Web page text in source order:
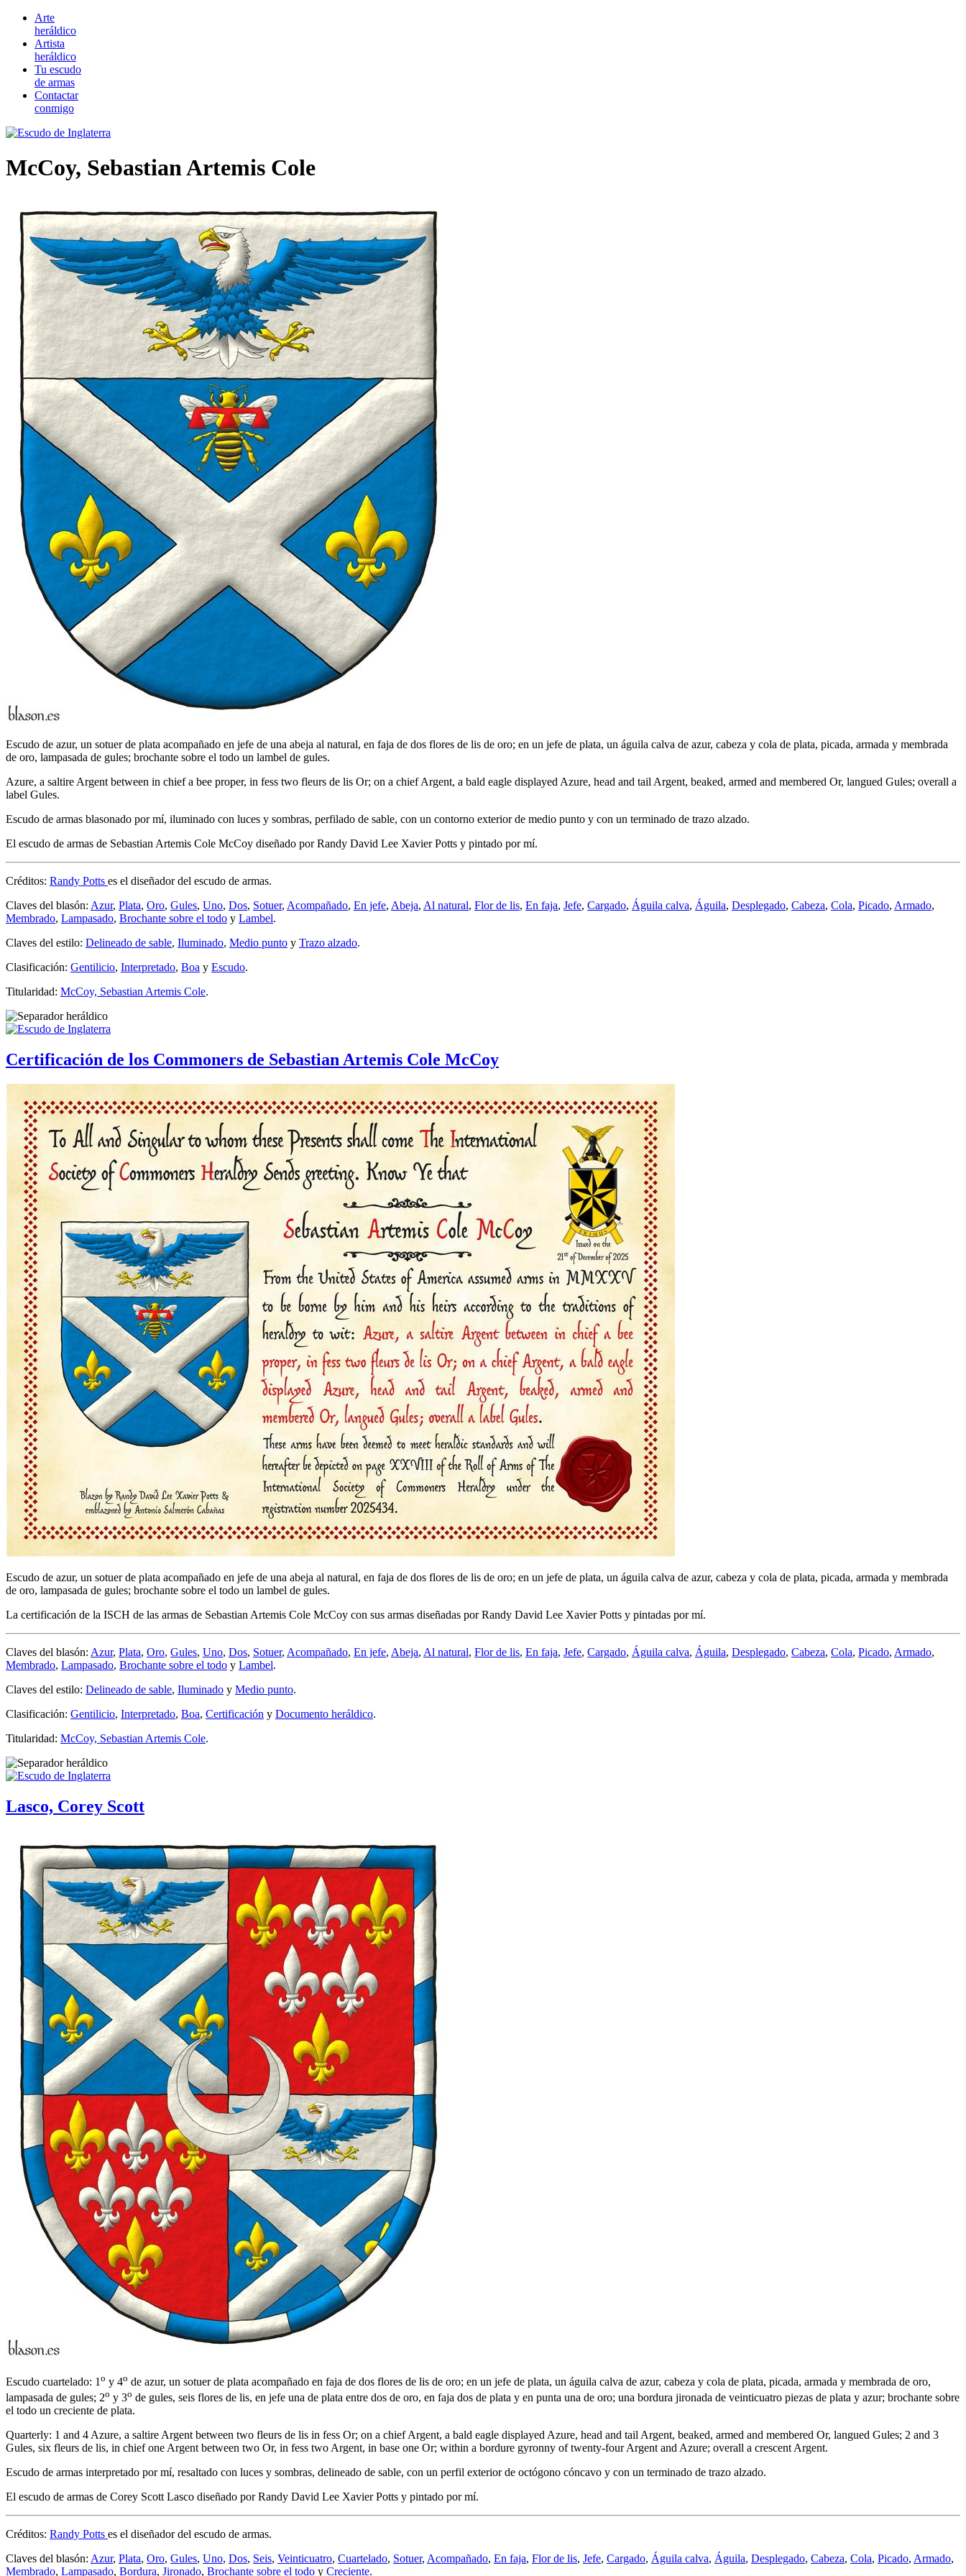
Arte
heráldico
Artista
heráldico
Tu escudo
de armas
Contactar
conmigo
McCoy, Sebastian Artemis Cole
Escudo de azur, un sotuer de plata acompañado en jefe de una abeja al natural, en faja de dos flores de lis de oro; en un jefe de plata, un águila calva de azur, cabeza y cola de plata, picada, armada y membrada
de oro, lampasada de gules; brochante sobre el todo un lambel de gules.
Azure, a saltire Argent between in chief a bee proper, in fess two fleurs de lis Or; on a chief Argent, a bald eagle displayed Azure, head and tail Argent, beaked, armed and membered Or, langued Gules; overall a
label Gules.
Escudo de armas blasonado por mí, iluminado con luces y sombras, perfilado de sable, con un contorno exterior de medio punto y con un terminado de trazo alzado.
El escudo de armas de Sebastian Artemis Cole McCoy diseñado por Randy David Lee Xavier Potts y pintado por mí.
Créditos: Randy Potts es el diseñador del escudo de armas.
Claves del blasón: Azur, Plata, Oro, Gules, Uno, Dos, Sotuer, Acompañado, En jefe, Abeja, Al natural, Flor de lis, En faja, Jefe, Cargado, Águila calva, Águila, Desplegado, Cabeza, Cola, Picado, Armado,
Membrado, Lampasado, Brochante sobre el todo y Lambel.
Claves del estilo: Delineado de sable, Iluminado, Medio punto y Trazo alzado.
Clasificación: Gentilicio, Interpretado, Boa y Escudo.
Titularidad: McCoy, Sebastian Artemis Cole.
Certificación de los Commoners de Sebastian Artemis Cole McCoy
Escudo de azur, un sotuer de plata acompañado en jefe de una abeja al natural, en faja de dos flores de lis de oro; en un jefe de plata, un águila calva de azur, cabeza y cola de plata, picada, armada y membrada
de oro, lampasada de gules; brochante sobre el todo un lambel de gules.
La certificación de la ISCH de las armas de Sebastian Artemis Cole McCoy con sus armas diseñadas por Randy David Lee Xavier Potts y pintadas por mí.
Claves del blasón: Azur, Plata, Oro, Gules, Uno, Dos, Sotuer, Acompañado, En jefe, Abeja, Al natural, Flor de lis, En faja, Jefe, Cargado, Águila calva, Águila, Desplegado, Cabeza, Cola, Picado, Armado,
Membrado, Lampasado, Brochante sobre el todo y Lambel.
Claves del estilo: Delineado de sable, Iluminado y Medio punto.
Clasificación: Gentilicio, Interpretado, Boa, Certificación y Documento heráldico.
Titularidad: McCoy, Sebastian Artemis Cole.
Lasco, Corey Scott
Escudo cuartelado: 1 o y 4o de azur, un sotuer de plata acompañado en faja de dos flores de lis de oro; en un jefe de plata, un águila calva de azur, cabeza y cola de plata, picada, armada y membrada de oro,
lampasada de gules; 2o y 3o de gules, seis flores de lis, en jefe una de plata entre dos de oro, en faja dos de plata y en punta una de oro; una bordura jironada de veinticuatro piezas de plata y azur; brochante sobre
el todo un creciente de plata.
Quarterly: 1 and 4 Azure, a saltire Argent between two fleurs de lis in fess Or; on a chief Argent, a bald eagle displayed Azure, head and tail Argent, beaked, armed and membered Or, langued Gules; 2 and 3
Gules, six fleurs de lis, in chief one Argent between two Or, in fess two Argent, in base one Or; within a bordure gyronny of twenty-four Argent and Azure; overall a crescent Argent.
Escudo de armas interpretado por mí, resaltado con luces y sombras, delineado de sable, con un perfil exterior de octógono cóncavo y con un terminado de trazo alzado.
El escudo de armas de Corey Scott Lasco diseñado por Randy David Lee Xavier Potts y pintado por mí.
Créditos: Randy Potts es el diseñador del escudo de armas.
Claves del blasón: Azur, Plata, Oro, Gules, Uno, Dos, Seis, Veinticuatro, Cuartelado, Sotuer, Acompañado, En faja, Flor de lis, Jefe, Cargado, Águila calva, Águila, Desplegado, Cabeza, Cola, Picado, Armado,
Membrado, Lampasado, Bordura, Jironado, Brochante sobre el todo y Creciente.